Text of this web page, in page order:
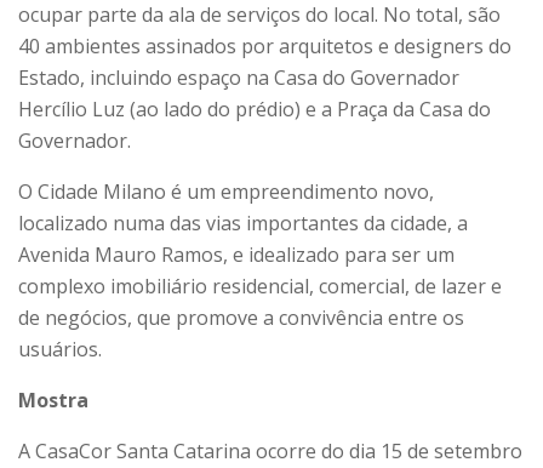
ocupar parte da ala de serviços do local. No total, são
40 ambientes assinados por arquitetos e designers do
Estado, incluindo espaço na Casa do Governador
Hercílio Luz (ao lado do prédio) e a Praça da Casa do
Governador.
O Cidade Milano é um empreendimento novo,
localizado numa das vias importantes da cidade, a
Avenida Mauro Ramos, e idealizado para ser um
complexo imobiliário residencial, comercial, de lazer e
de negócios, que promove a convivência entre os
usuários.
Mostra
A CasaCor Santa Catarina ocorre do dia 15 de setembro